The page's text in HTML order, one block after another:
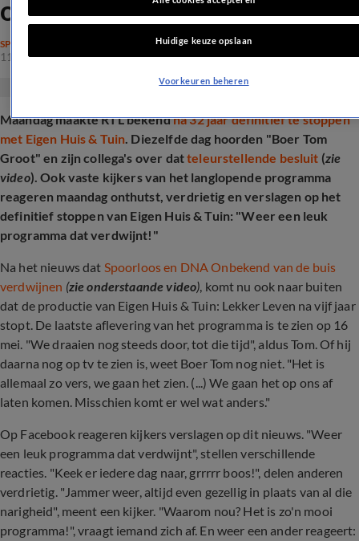
op stoppen Eigen Huis & Tuin
SPRAAKMAKEND
11 mrt 2025, 17:30
Maandag maakte RTL bekendna 32 jaar definitief te stoppen
met Eigen Huis & Tuin. Diezelfde dag hoorden "Boer Tom
Groot" en zijn collega's over datteleurstellende besluit (zie
video). Ook vaste kijkers van het langlopende programma
reageren maandag onthutst, verdrietig en verslagen op het
definitief stoppen van Eigen Huis & Tuin: "Weer een leuk
programma dat verdwijnt!"
Na het nieuws dat Spoorloos en DNA Onbekend van de buis
verdwijnen (zie onderstaande video), komt nu ook naar buiten
dat de productie van Eigen Huis & Tuin: Lekker Leven na vijf jaar
stopt. De laatste aflevering van het programma is te zien op 16
mei. "We draaien nog steeds door, tot die tijd", aldus Tom. Of hij
daarna nog op tv te zien is, weet Boer Tom nog niet. "Het is
allemaal zo vers, we gaan het zien. (...) We gaan het op ons af
laten komen. Misschien komt er wel wat anders."
Op Facebook reageren kijkers verslagen op dit nieuws. "Weer
een leuk programma dat verdwijnt", stellen verschillende
reacties. "Keek er iedere dag naar, grrrrr boos!", delen anderen
verdrietig. "Jammer weer, altijd even gezellig in plaats van al die
narigheid", meent een kijker. "Waarom nou? Het is zo'n mooi
programma!", vraagt iemand zich af. En weer een ander reageert:
Huidige keuze opslaan
Voorkeuren beheren